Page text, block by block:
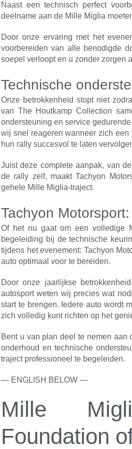
Naast een technisch perfect
deelname aan de Mille Miglia
Door onze ervaring met het
voorbereiden van alle benodigde
soepel verloopt en u zonder zorgen
Technische
Onze betrokkenheid stopt niet
van The Houtkamp Collection
ondersteuning en service
wij snel reageren wanneer zich
hun rally succesvol te laten
Juist deze complete aanpak, van
de rally zelf, maakt Tachyon
gehele Mille Miglia-traject.
Tachyon
Of het nu gaat om een volledige
begeleiding bij de technische
tijdens het evenement: Tachyon
auto optimaal voor te bereiden.
Door onze jaarlijkse
autosport weten wij precies wat
start te brengen. Iedere auto wordt
zich volledig kunt richten op het
Bent u van plan deel te nemen
onderhoud en technische
traject professioneel te begeleiden.
— ENGLISH BELOW —
Mille
Foundation